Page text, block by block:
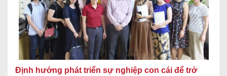
Định hướng phát triển sự nghiệp con cái để trở